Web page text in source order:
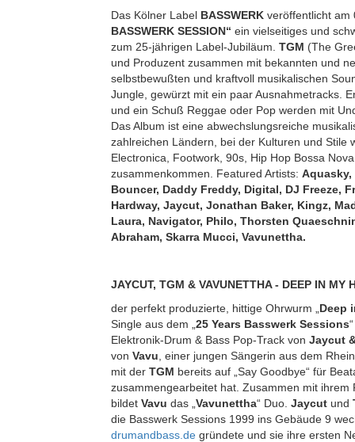
Das Kölner Label BASSWERK veröffentlicht am
BASSWERK SESSION“ ein vielseitiges und
zum 25-jährigen Label-Jubiläum. TGM (The
und Produzent zusammen mit bekannten und
selbstbewußten und kraftvoll musikalischen
Jungle, gewürzt mit ein paar Ausnahmetracks.
und ein Schuß Reggae oder Pop werden mit
Das Album ist eine abwechslungsreiche
zahlreichen Ländern, bei der Kulturen und Stile
Electronica, Footwork, 90s, Hip Hop Bossa
zusammenkommen. Featured Artists: Aquasky,
Bouncer, Daddy Freddy, Digital, DJ Freeze,
Hardway, Jaycut, Jonathan Baker, Kingz,
Laura, Navigator, Philo, Thorsten
Abraham, Skarra Mucci, Vavunettha.
JAYCUT, TGM & VAVUNETTHA - DEEP IN MY
der perfekt produzierte, hittige Ohrwurm „ Deep
Single aus dem „ 25 Years Basswerk Sessions
Elektronik-Drum & Bass Pop-Track von Jaycut
von Vavu , einer jungen Sängerin aus dem
mit der TGM bereits auf „Say Goodbye“ für
zusammengearbeitet hat. Zusammen mit ihrem
bildet Vavu das „ Vavunettha“ Duo. Jaycut und
die Basswerk Sessions 1999 ins Gebäude 9
drumandbass.de gründete und sie ihre ersten